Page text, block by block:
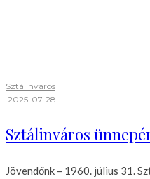
Sztálinváros
·2025-07-28
Sztálinváros
Jövendőnk – 1960. július 31.